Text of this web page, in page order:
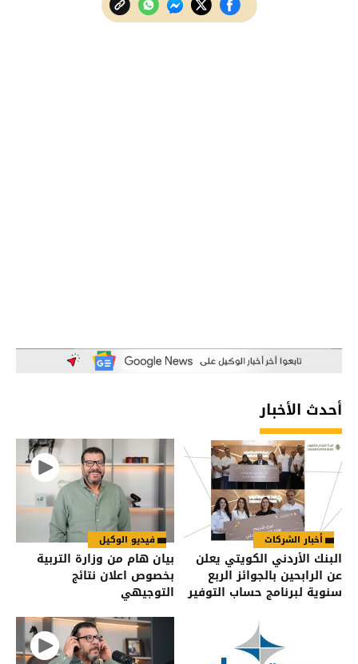
أحدث الأخبار
أخبار الشركات
البنك الأردني الكويتي يعلن
عن الرابحين بالجوائز الربع
سنوية لبرنامج حساب التوفير
فيديو الوكيل
بيان هام من وزارة التربية
بخصوص اعلان نتائج
التوجيهي